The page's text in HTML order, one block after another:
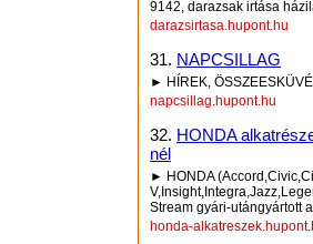
9142, darazsak irtása
darazsirtasa.hupont.hu
31. NAPCSILLAG
► HÍREK,
napcsillag.hupont.hu
32. HONDA
nél
► HONDA
Stream gyári-utángyártott
honda-